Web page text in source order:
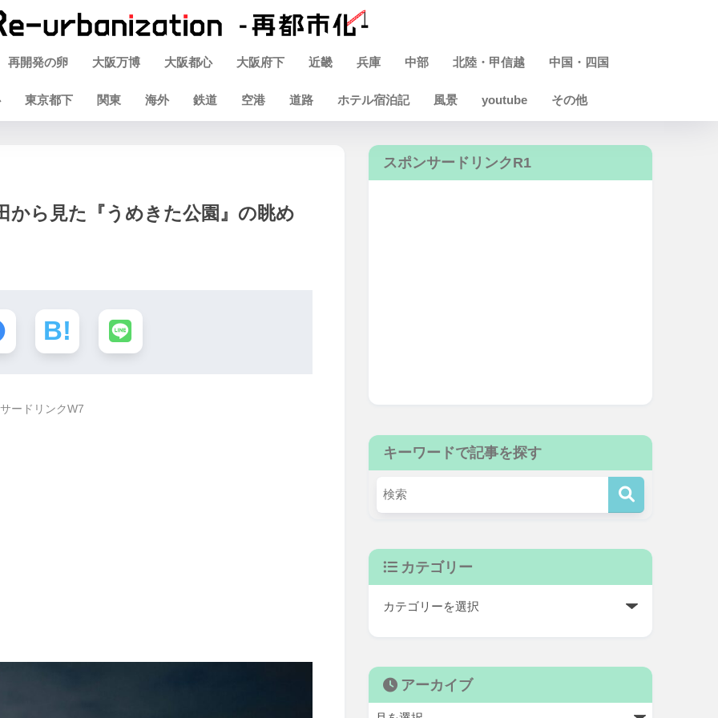
再開発の卵 大阪万博 大阪都心 大阪府下 近畿 兵庫 中部 北陸・甲信越 中国・四国
東京都下 関東 海外 鉄道 空港 道路 ホテル宿泊記 風景 youtube その他
ら見た『うめきた公園』の眺め
ードリンクW7
スポンサードリンクR1
キーワードで記事を探す
カテゴリー
アーカイブ